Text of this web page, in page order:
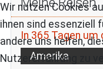
In 365 Tagen um
Amerika
Wir nutzen Cookies
ihnen sind essenziell
andere uns helfen,
Nutzererfahrung zu